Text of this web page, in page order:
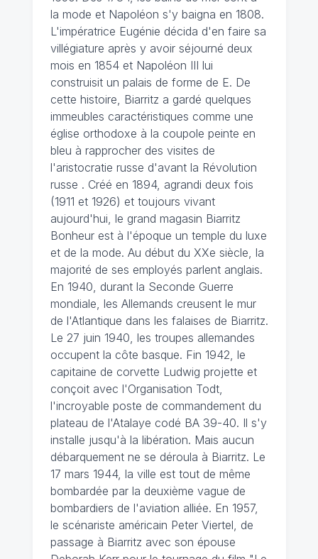
la mode et Napoléon s'y baigna en 1808.
L'impératrice Eugénie décida d'en faire sa
villégiature après y avoir séjourné deux
mois en 1854 et Napoléon III lui
construisit un palais de forme de E. De
cette histoire, Biarritz a gardé quelques
immeubles caractéristiques comme une
église orthodoxe à la coupole peinte en
bleu à rapprocher des visites de
l'aristocratie russe d'avant la Révolution
russe . Créé en 1894, agrandi deux fois
(1911 et 1926) et toujours vivant
aujourd'hui, le grand magasin Biarritz
Bonheur est à l'époque un temple du luxe
et de la mode. Au début du XXe siècle, la
majorité de ses employés parlent anglais.
En 1940, durant la Seconde Guerre
mondiale, les Allemands creusent le mur
de l'Atlantique dans les falaises de Biarritz.
Le 27 juin 1940, les troupes allemandes
occupent la côte basque. Fin 1942, le
capitaine de corvette Ludwig projette et
conçoit avec l'Organisation Todt,
l'incroyable poste de commandement du
plateau de l'Atalaye codé BA 39-40. Il s'y
installe jusqu'à la libération. Mais aucun
débarquement ne se déroula à Biarritz. Le
17 mars 1944, la ville est tout de même
bombardée par la deuxième vague de
bombardiers de l'aviation alliée. En 1957,
le scénariste américain Peter Viertel, de
passage à Biarritz avec son épouse